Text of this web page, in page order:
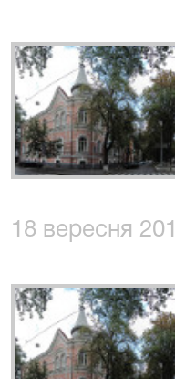
18 вересня